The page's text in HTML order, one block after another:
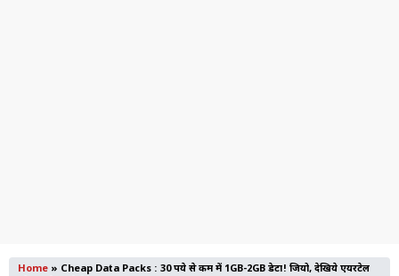
Home » Cheap Data Packs : 30 रुपये से कम में 1GB-2GB डेटा! जियो, देखिये एयरटेल